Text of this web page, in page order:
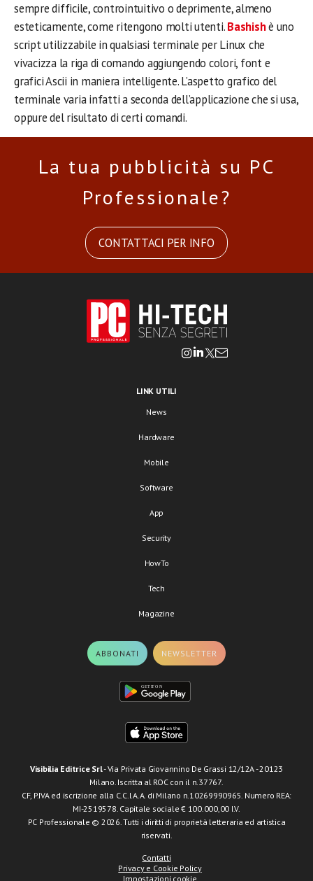
sempre difficile, controintuitivo o deprimente, almeno
esteticamente, come ritengono molti utenti.Bashishè uno
script utilizzabile in qualsiasi terminale per Linux che
vivacizza la riga di comando aggiungendo colori, font e
grafici Ascii in maniera intelligente. L’aspetto grafico del
terminale varia infatti a seconda dell’applicazione che si usa,
oppure del risultato di certi comandi.
La tua pubblicità su PC
Professionale?
CONTATTACI PER INFO
LINK UTILI
News
Hardware
Mobile
Software
App
Security
HowTo
Tech
Magazine
ABBONATI NEWSLETTER
Visibilia Editrice Srl- Via Privata Giovannino De Grassi 12/12A - 20123
Milano. Iscritta al ROC con il n.37767.
CF, P.IVA ed iscrizione alla C.C.I.A.A. di Milano n.10269990965. Numero REA:
MI-2519578. Capitale sociale € 100.000,00 I.V.
PC Professionale © 2026. Tutti i diritti di proprietà letteraria ed artistica
riservati.
Contatti
Privacy e Cookie Policy
Impostazioni cookie